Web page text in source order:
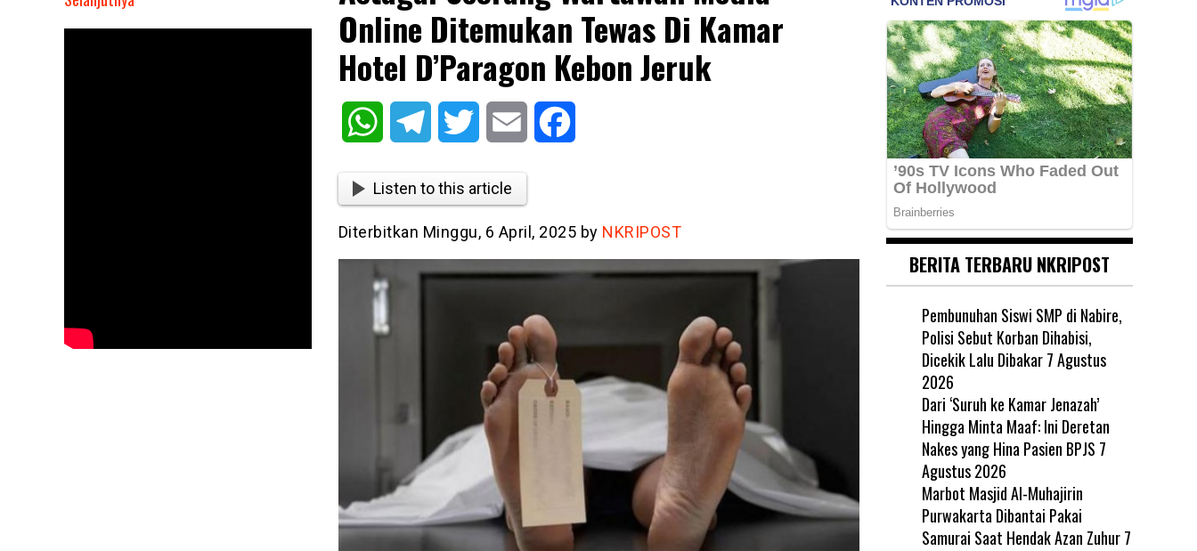
Online Ditemukan Tewas Di Kamar
Hotel D’Paragon Kebon Jeruk
WhatsAppTelegram Twitter Email
Listen to this article
Diterbitkan Minggu, 6 April, 2025 by NKRIPOST
BERITA TERBARU NKRIPOST
Pembunuhan Siswi SMP di Nabire,
Polisi Sebut Korban Dihabisi,
Dicekik Lalu Dibakar 7 Agustus
2026
Dari ‘Suruh ke Kamar Jenazah’
Hingga Minta Maaf: Ini Deretan
Nakes yang Hina Pasien BPJS 7
Agustus 2026
Marbot Masjid Al-Muhajirin
Purwakarta Dibantai Pakai
Samurai Saat Hendak Azan Zuhur 7